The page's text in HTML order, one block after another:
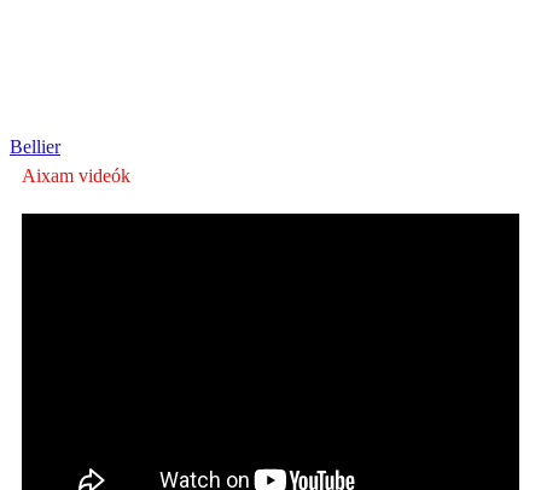
Bellier
Aixam videók